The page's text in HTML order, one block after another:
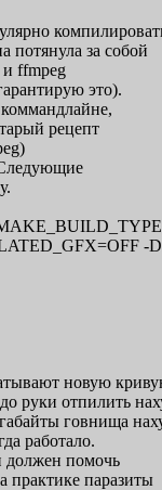
потянула за собой
и ffmpeg
это).
рецепт
новую
руки отпилить
говнища
работало.
должен помочь
практике паразиты